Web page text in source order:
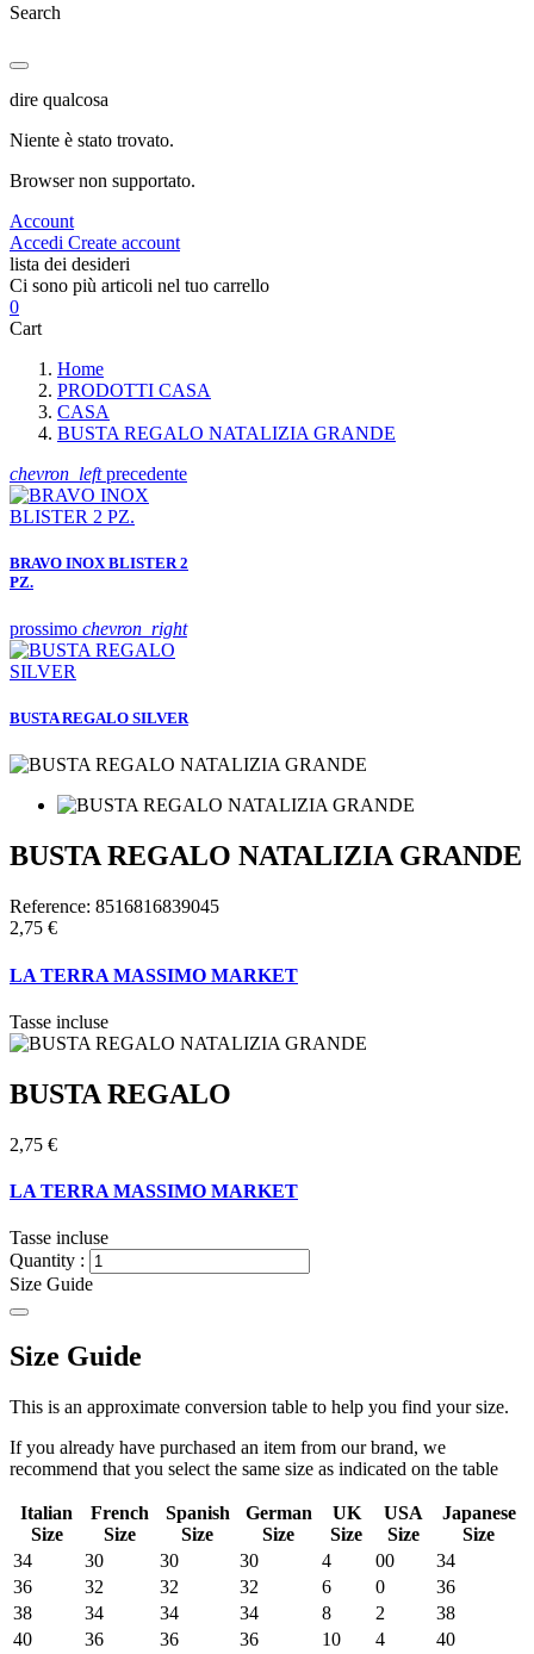
Search
dire qualcosa
Niente è stato trovato.
Browser non supportato.
Account
Accedi Create account
lista dei desideri
Ci sono più articoli nel tuo carrello
0
Cart
Home
PRODOTTI CASA
CASA
BUSTA REGALO NATALIZIA GRANDE
chevron_leftprecedente
BRAVO INOX BLISTER 2
PZ.
prossimo chevron_right
BUSTA REGALO SILVER
BUSTA REGALO NATALIZIA GRANDE
Reference: 8516816839045
2,75 €
LA TERRA MASSIMO MARKET
Tasse incluse
BUSTA REGALO
2,75 €
LA TERRA MASSIMO MARKET
Tasse incluse
Quantity :
Size Guide
Size Guide
This is an approximate conversion table to help you find your size.
If you already have purchased an item from our brand, we
recommend that you select the same size as indicated on the table
Italian
Size
French
Size
Spanish
Size
German
Size
UK
Size
USA
Size
Japanese
Size
34
30 30 30 4 00
34
36
32 32 32 6 0
36
38
34 34 34 8 2
38
40
36 36 36 10 4 40